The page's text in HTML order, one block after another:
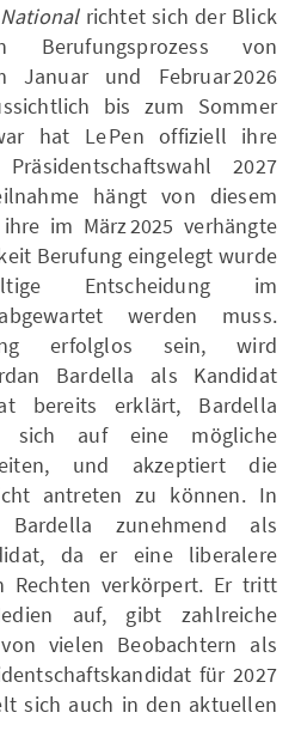
Nationalrichtet sich der Blick
von
Januar und Februar 2026
bis zum Sommer
hat Le Pen offiziell ihre
2027
hängt von diesem
im März 2025 verhängte
Berufung eingelegt wurde
Entscheidung im
werden muss.
erfolglos sein, wird
Bardella als Kandidat
bereits erklärt, Bardella
sich auf eine mögliche
und akzeptiert die
antreten zu können. In
Bardella zunehmend als
da er eine liberalere
Rechten verkörpert. Er tritt
auf, gibt zahlreiche
vielen Beobachtern als
für 2027
sich auch in den aktuellen